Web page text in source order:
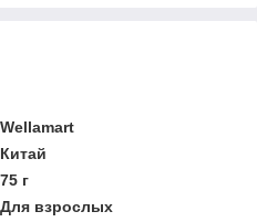
Wellamart
Китай
75 г
Для взрослых